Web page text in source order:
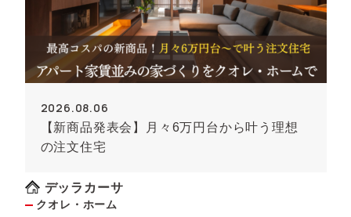
2026.08.06
【新商品発表会】月々6万円台から叶う理想
の注文住宅
デッラカーサ
クオレ・ホーム